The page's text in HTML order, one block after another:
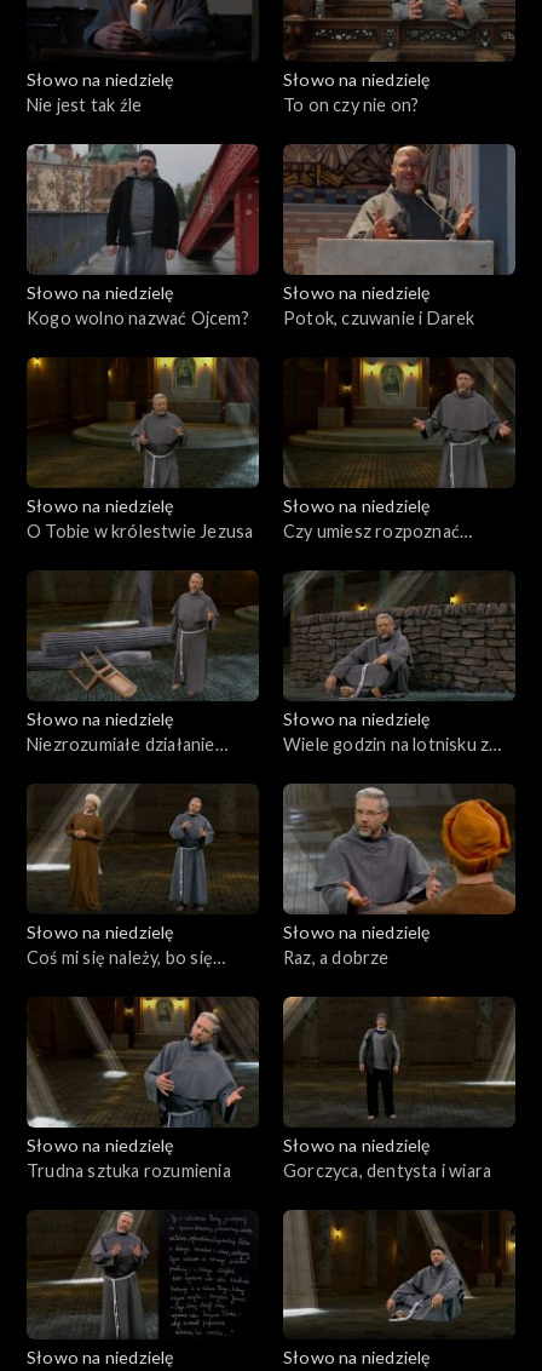
Słowo na niedzielę
Nie jest tak źle
Słowo na niedzielę
To on czy nie on?
Słowo na niedzielę
Kogo wolno nazwać Ojcem?
Słowo na niedzielę
Potok, czuwanie i Darek
Słowo na niedzielę
O Tobie w królestwie Jezusa
Słowo na niedzielę
Czy umiesz rozpoznać
Słowo na niedzielę
Niezrozumiałe działanie
Słowo na niedzielę
Wiele godzin na lotnisku z
Słowo na niedzielę
Coś mi się należy, bo się
Słowo na niedzielę
Raz, a dobrze
Słowo na niedzielę
Trudna sztuka rozumienia
Słowo na niedzielę
Gorczyca, dentysta i wiara
Słowo na niedzielę
Słowo na niedzielę